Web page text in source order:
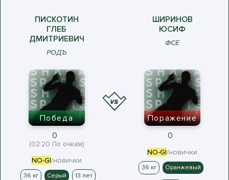
ПИСКОТИН
ГЛЕБ
ДМИТРИЕВИЧ
РОДЪ
ШИРИНОВ
ЮСИФ
ФСЕ
Победа
0
(02:20 По очкам)
NO-GI/новички
36 кг Серый 13 лет
Поражение
0
NO-GI/новички
36 кг Оранжевый